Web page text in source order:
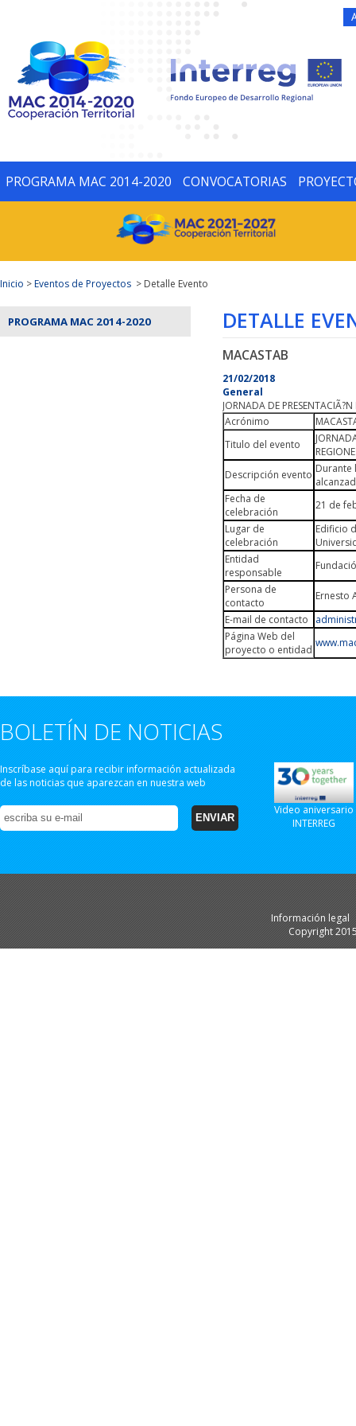
PROGRAMA MAC 2014-2020 CONVOCATORIAS
Inicio >Eventos de Proyectos > Detalle Evento
PROGRAMA MAC 2014-2020 DETALLE
MACASTAB
21/02/2018
General
JORNADA DE
Acrónimo
Titulo del evento
Descripción evento Durante
Fecha de
celebración
21 de
Lugar de
celebración
Edificio
Entidad
responsable
Persona de
contacto
Ernesto
E-mail de contacto
Página Web del
proyecto o entidad
BOLETÍN DE NOTICIAS
Inscríbase aquí para recibir información actualizada
de las noticias que aparezcan en nuestra web
Video aniversario
INTERREG
Información legal
Copyright